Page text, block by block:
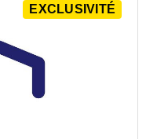
EXCLUSIVITÉ